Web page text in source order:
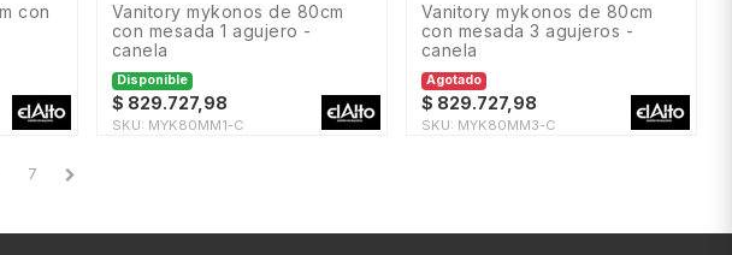
vanitory mykonos de 80cm
con mesada 1 agujero -
canela
Disponible
$ 829.727,98
SKU: MYK80MM1-C
vanitory mykonos de 80cm
con mesada 3 agujeros -
canela
Agotado
$ 829.727,98
SKU: MYK80MM3-C
7